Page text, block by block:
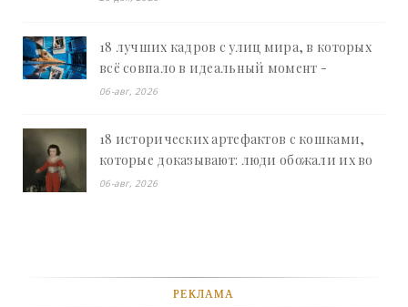
18 лучших кадров с улиц мира, в которых
всё совпало в идеальный момент -
«Смешное»
06-авг, 2026
18 исторических артефактов с кошками,
которые доказывают: люди обожали их во
все времена - «Смешное»
06-авг, 2026
РЕКЛАМА